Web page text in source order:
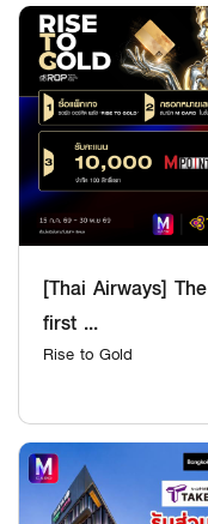
[Thai Airways] The
first ...
Rise to Gold